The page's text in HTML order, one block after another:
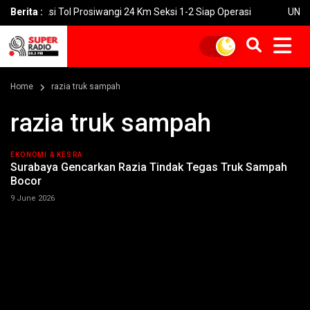
Berita :
Tol Prosiwangi 24 Km Seksi 1-2 Siap Operasi UNGU Rilis
Home razia truk sampah
razia truk sampah
EKONOMI & KESRA
Surabaya Gencarkan Razia Tindak Tegas Truk Sampah
Bocor
9 June 2026